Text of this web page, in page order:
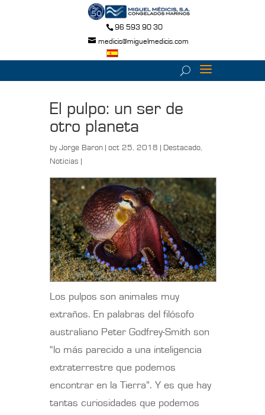
96 593 90 30
medicis@miguelmedicis.com
El pulpo: un ser de
otro planeta
by Jorge Baron | oct 25, 2018 | Destacado,
Noticias
Los pulpos son animales muy
extraños. En palabras del filósofo
australiano Peter Godfrey-Smith son
“lo más parecido a una inteligencia
extraterrestre que podemos
encontrar en la Tierra”. Y es que hay
tantas curiosidades que podemos